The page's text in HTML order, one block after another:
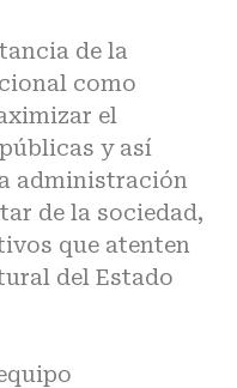
de la
como
el
y así
administración
de la sociedad,
que atenten
del Estado